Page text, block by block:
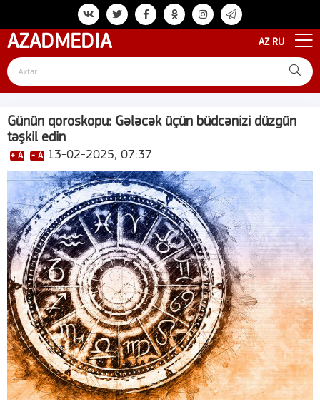
AZADMEDIA AZ RU
Günün qoroskopu: Gələcək üçün büdcənizi düzgün
təşkil edin
+ A - A 13-02-2025, 07:37